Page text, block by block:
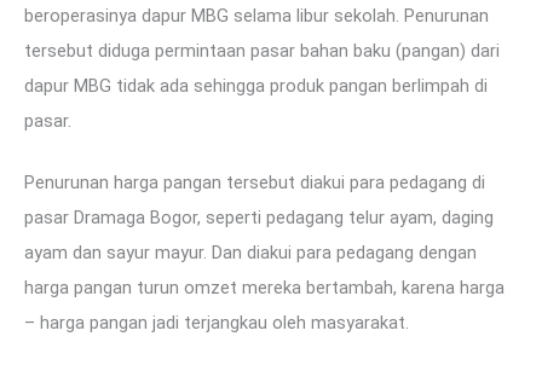
beroperasinya dapur MBG selama libur sekolah. Penurunan
tersebut diduga permintaan pasar bahan baku (pangan) dari
dapur MBG tidak ada sehingga produk pangan berlimpah di
pasar.
Penurunan harga pangan tersebut diakui para pedagang di
pasar Dramaga Bogor, seperti pedagang telur ayam, daging
ayam dan sayur mayur. Dan diakui para pedagang dengan
harga pangan turun omzet mereka bertambah, karena harga
– harga pangan jadi terjangkau oleh masyarakat.